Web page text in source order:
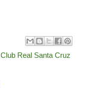
Club Real Santa Cruz